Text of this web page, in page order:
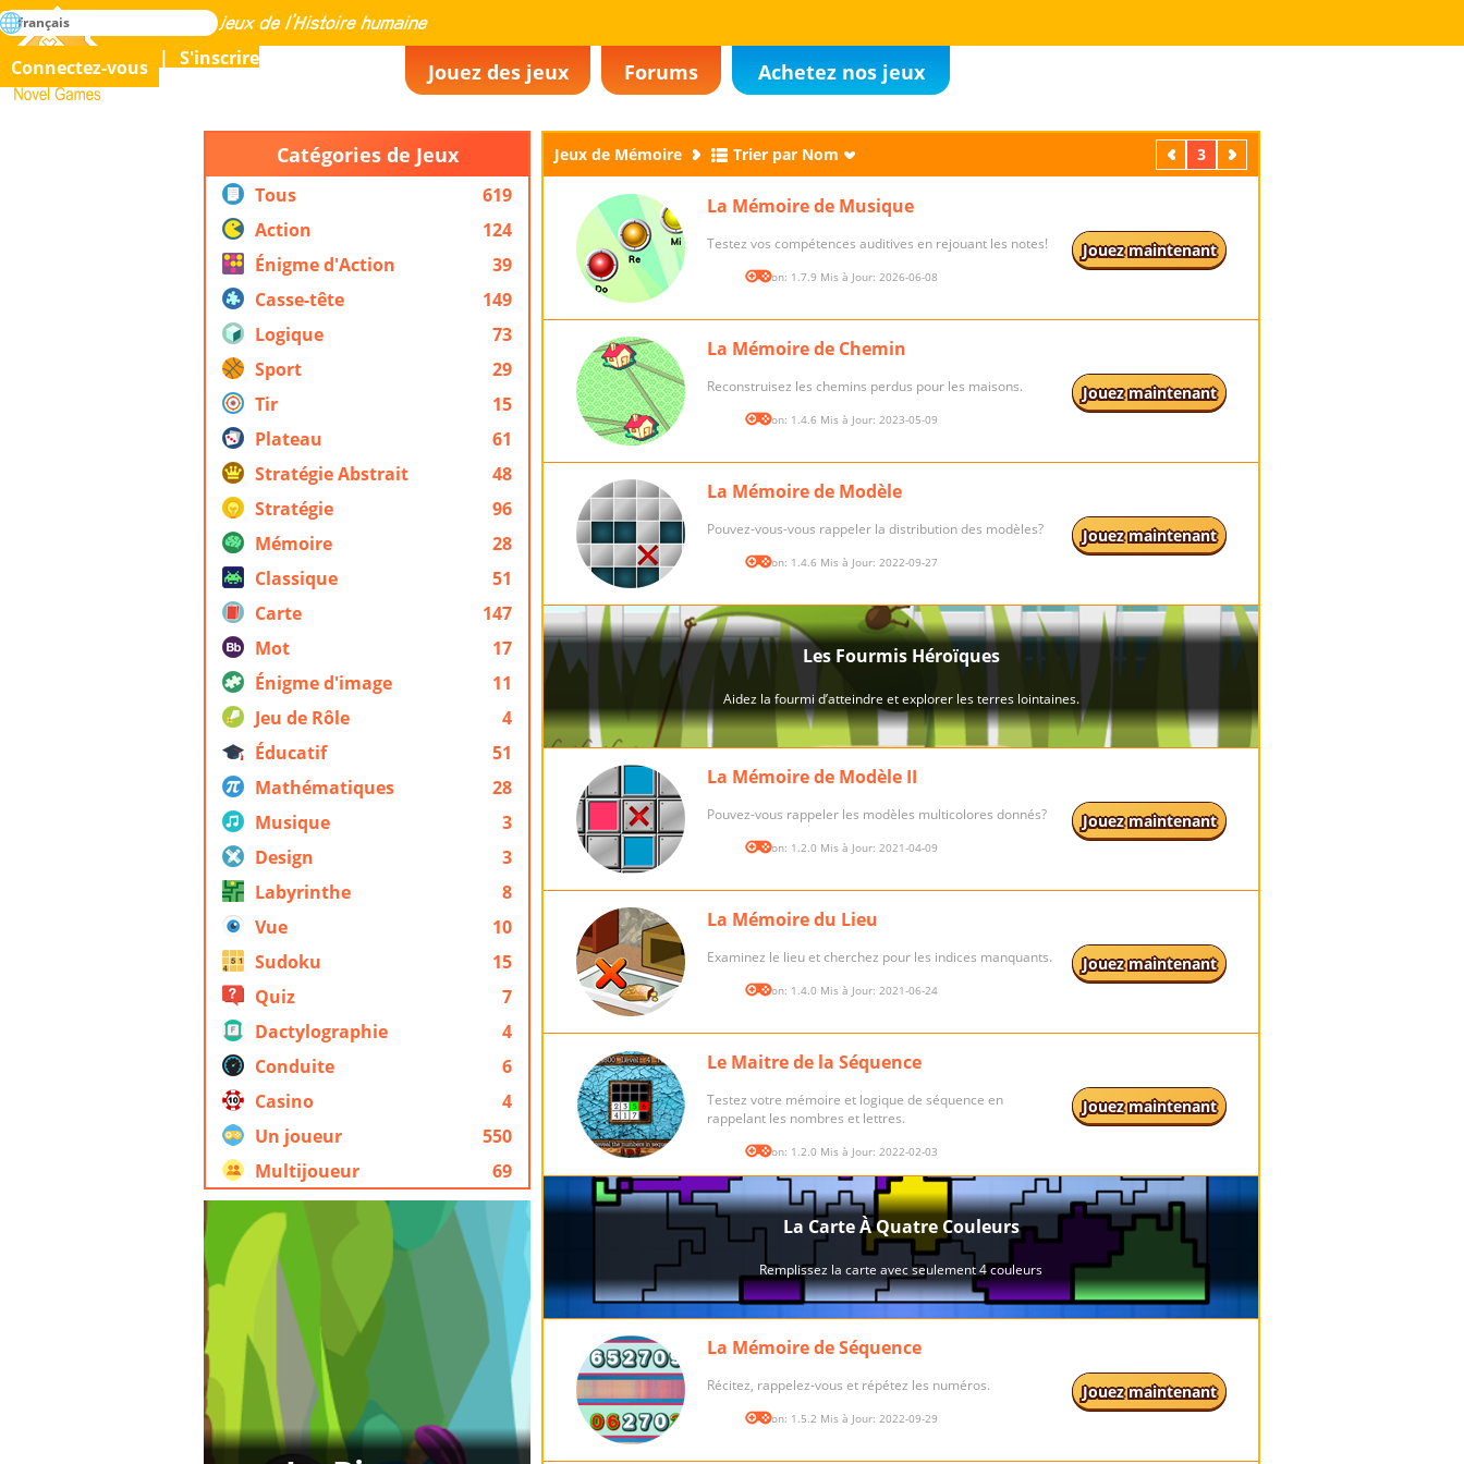
Novel Games
La maîtrise de tous les jeux de l’histoire humaine
rechercher
Jouez des jeux Forums Achetez nos jeux
Connectez-vous S'inscrire
français
Catégories de Jeux
Tous
619
Action
124
Énigme d'Action
39
Casse-tête
149
Logique
73
Sport
29
Tir
15
Plateau
61
Stratégie Abstrait
48
Stratégie
96
Mémoire
28
Classique
51
Carte
147
Mot
17
Énigme d'image
11
Jeu de Rôle
4
Éducatif
51
Mathématiques
28
Musique
3
Design
3
Labyrinthe
8
Vue
10
Sudoku
15
Quiz
7
Dactylographie
4
Conduite
6
Casino
4
Un joueur
550
Multijoueur
69
Jeux de Mémoire Trier par Nom Précédent
3 Suivant
La Mémoire de Musique
Testez vos compétences auditives en rejouant les notes!
Version: 1.7.9 Mis à Jour: 2026-06-08
Jouez maintenant
La Mémoire de Chemin
Reconstruisez les chemins perdus pour les maisons.
Version: 1.4.6 Mis à Jour: 2023-05-09
Jouez maintenant
La Mémoire de Modèle
Pouvez-vous-vous rappeler la distribution des modèles?
Version: 1.4.6 Mis à Jour: 2022-09-27
Jouez maintenant
La Mémoire de Modèle II
Pouvez-vous rappeler les modèles multicolores donnés?
Version: 1.2.0 Mis à Jour: 2021-04-09
Jouez maintenant
La Mémoire du Lieu
Examinez le lieu et cherchez pour les indices manquants.
Version: 1.4.0 Mis à Jour: 2021-06-24
Jouez maintenant
Le Maitre de la Séquence
Testez votre mémoire et logique de séquence en
rappelant les nombres et lettres.
Version: 1.2.0 Mis à Jour: 2022-02-03
Jouez maintenant
La Mémoire de Séquence
Récitez, rappelez-vous et répétez les numéros.
Version: 1.5.2 Mis à Jour: 2022-09-29
Jouez maintenant